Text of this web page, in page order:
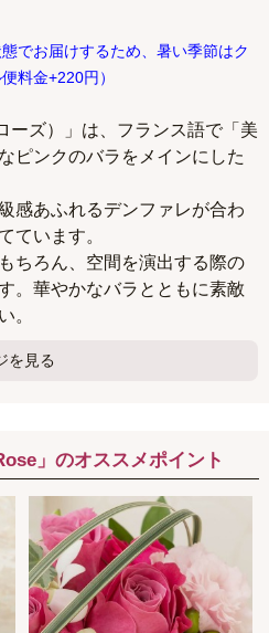
でお届けするため、暑い季節はク
料金+220円）
ーズ）」は、フランス語で「美
ピンクのバラをメインにした
感あふれるデンファレが合わ
ています。
ちろん、空間を演出する際の
。華やかなバラとともに素敵
。
を見る
」のオススメポイント